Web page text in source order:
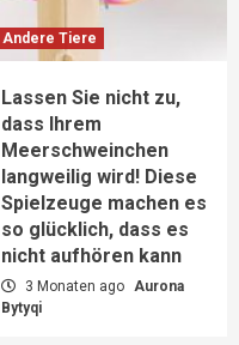
Andere Tiere
Lassen Sie nicht zu,
dass Ihrem
Meerschweinchen
langweilig wird! Diese
Spielzeuge machen es
so glücklich, dass es
nicht aufhören kann
3 Monaten ago Aurona
Bytyqi